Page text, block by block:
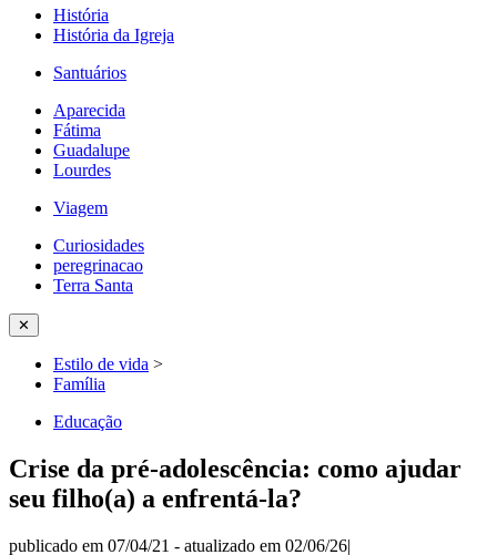
História
História da Igreja
Santuários
Aparecida
Fátima
Guadalupe
Lourdes
Viagem
Curiosidades
peregrinacao
Terra Santa
✕
Estilo de vida >
Família
Educação
Crise da pré-adolescência: como ajudar
seu filho(a) a enfrentá-la?
publicado em 07/04/21 - atualizado em 02/06/26|